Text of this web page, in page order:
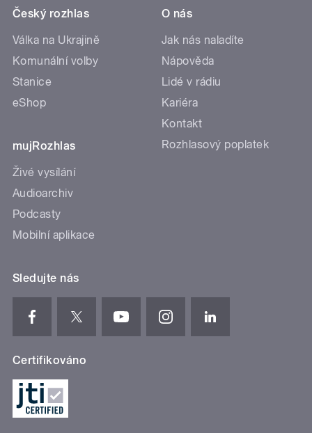
Český rozhlas
Válka na Ukrajině
Komunální volby
Stanice
eShop
mujRozhlas
Živé vysílání
Audioarchiv
Podcasty
Mobilní aplikace
O nás
Jak nás naladíte
Nápověda
Lidé v rádiu
Kariéra
Kontakt
Rozhlasový poplatek
Sledujte nás
Certifikováno